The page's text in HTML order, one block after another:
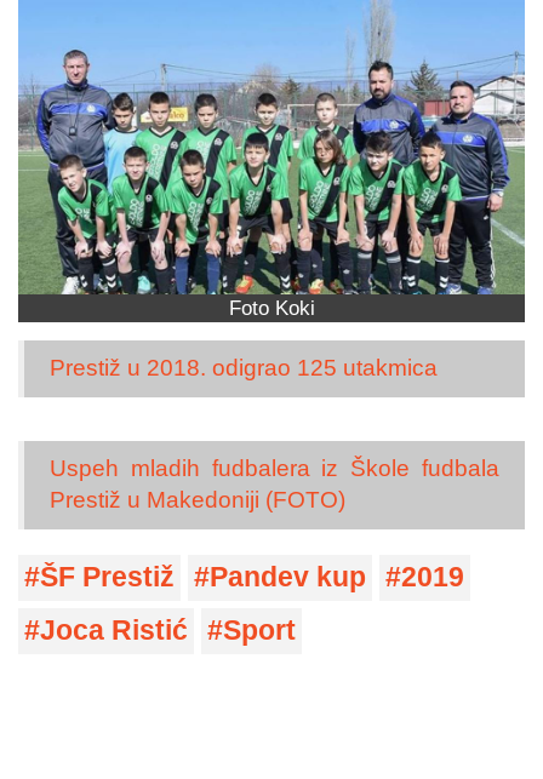
Foto Koki
Prestiž u 2018. odigrao 125 utakmica
Uspeh mladih fudbalera iz Škole fudbala
Prestiž u Makedoniji (FOTO)
ŠF Prestiž Pandev kup
2019
Joca Ristić
Sport